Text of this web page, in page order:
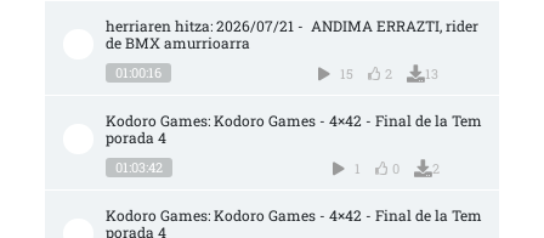
herriaren hitza: 2026/07/21 -  ANDIMA ERRAZTI, rider
de BMX amurrioarra
01:00:16 15 2 13
Kodoro Games: Kodoro Games - 4×42 - Final de la Tem
porada 4
01:03:42 1 0 2
Kodoro Games: Kodoro Games - 4×42 - Final de la Tem
porada 4